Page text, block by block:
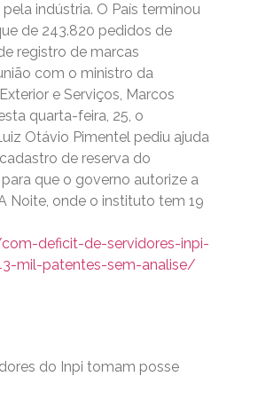
indústria. O País terminou
de 243.820 pedidos de
registro de marcas
com o ministro da
e Serviços, Marcos
quarta-feira, 25, o
Otávio Pimentel pediu ajuda
de reserva do
que o governo autorize a
Noite, onde o instituto tem 19
deficit-de-servidores-inpi-
mil-patentes-sem-analise/
do Inpi tomam posse